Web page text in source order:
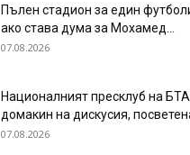
Пълен стадион за един
ако става дума за Мохамед...
07.08.2026
Националният пресклуб на
домакин на дискусия,
07.08.2026